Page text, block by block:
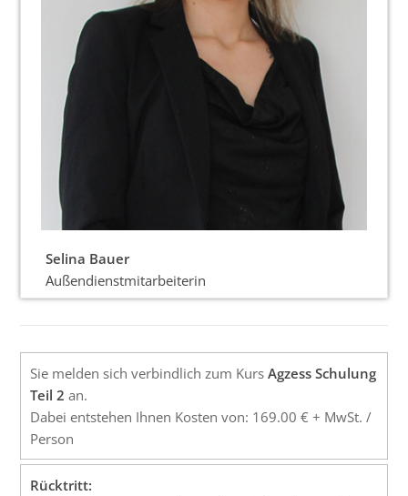
Selina Bauer
Außendienstmitarbeiterin
Sie melden sich verbindlich zum Kurs Agzess Schulung
Teil 2 an.
Dabei entstehen Ihnen Kosten von: 169.00 € + MwSt. /
Person
Rücktritt: